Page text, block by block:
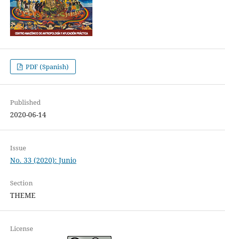
PDF (Spanish)
Published
2020-06-14
Issue
No. 33 (2020): Junio
Section
THEME
License